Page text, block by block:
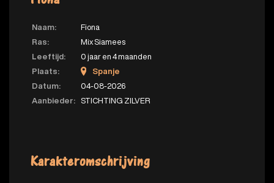
Naam:
Fiona
Ras:
Mix Siamees
Leeftijd:
0 jaar en 4 maanden
Plaats:
Spanje
Datum:
04-08-2026
Aanbieder:
STICHTING ZILVER
Karakteromschrijving